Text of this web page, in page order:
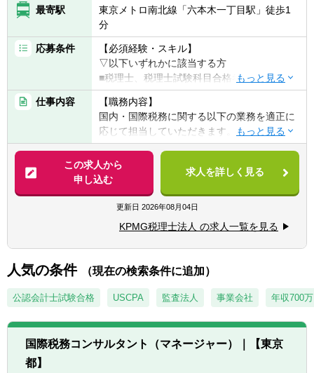
最寄駅
東京メトロ南北線「六本木一丁目駅」徒歩1
分
応募条件
【必須経験・スキル】
▽以下いずれかに該当する方
■税理士、税理士試験科目合格者（合格科
目、科目数は不問）
■公認会計士
【歓迎経験・スキル】
■税理士法人での業務経験
■事業会社の管理部門（税務・経理・財務）
での業務経験
■監査法人での業務経験
■ビジネスレベルの英語力
※英語力があることで業務の幅が広がりま
仕事内容
【職務内容】
国内・国際税務に関する以下の業務を適正に
応じて担当していただきます。
【具体的には】
■法人税申告書作成業務及びレビュー業務
■税務調査の立会い
■企業買収・企業再編・合併に関するコンサ
ルティング業務
■国際事業戦略・投資形態に関するコンサル
ティング業務
■海外税制リサーチ業務及びコンサルティン
グ業務
■金融取引・商品/証券化取引に関するコンサ
この求人から
申し込む
求人を詳しく見る
更新日 2026年08月04日
KPMG税理士法人 の求人一覧を見る
人気の条件 （現在の検索条件に追加）
公認会計士試験合格 USCPA 監査法人 事業会社 年収700
国際税務コンサルタント（マネージャー）｜【東京
都】